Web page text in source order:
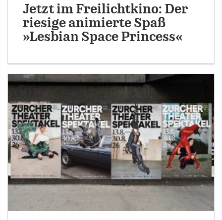
Jetzt im Freilichtkino: Der
riesige animierte Spaß
»Lesbian Space Princess«